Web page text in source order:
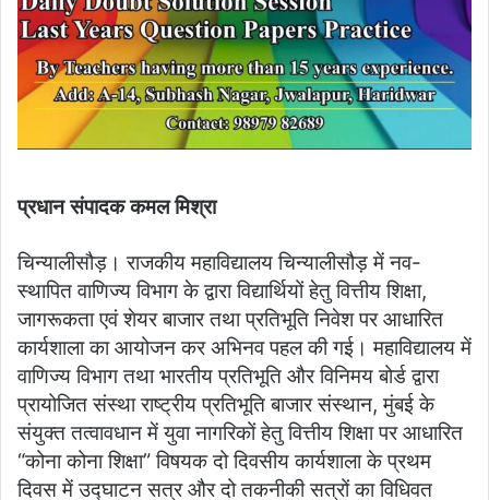
प्रधान संपादक कमल मिश्रा
चिन्यालीसौड़। राजकीय महाविद्यालय चिन्यालीसौड़ में नव-
स्थापित वाणिज्य विभाग के द्वारा विद्यार्थियों हेतु वित्तीय शिक्षा,
जागरूकता एवं शेयर बाजार तथा प्रतिभूति निवेश पर आधारित
कार्यशाला का आयोजन कर अभिनव पहल की गई। महाविद्यालय में
वाणिज्य विभाग तथा भारतीय प्रतिभूति और विनिमय बोर्ड द्वारा
प्रायोजित संस्था राष्ट्रीय प्रतिभूति बाजार संस्थान, मुंबई के
संयुक्त तत्वावधान में युवा नागरिकों हेतु वित्तीय शिक्षा पर आधारित
“कोना कोना शिक्षा” विषयक दो दिवसीय कार्यशाला के प्रथम
दिवस में उद्घाटन सत्र और दो तकनीकी सत्रों का विधिवत